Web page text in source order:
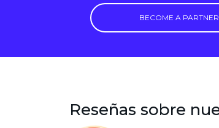
BECOME A PARTNER
Reseñas sobre